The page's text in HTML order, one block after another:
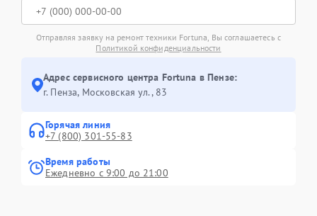
Отправляя заявку на ремонт техники Fortuna, Вы соглашаетесь с
Политикой конфиденциальности
Адрес сервисного центра Fortuna в Пензе:
г. Пенза, Московская ул., 83
Горячая линия
+7 (800) 301-55-83
Время работы
Ежедневно с 9:00 до 21:00